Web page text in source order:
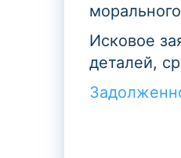
Исковое
деталей,